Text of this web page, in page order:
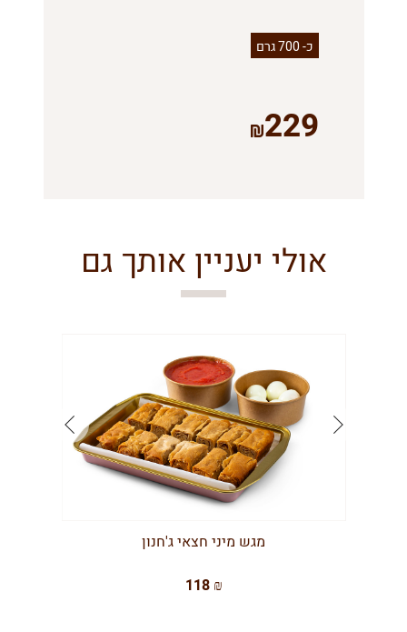
כ- 700 גרם
229
אולי יעניין אותך גם
מגש מיני חצאי ג'חנון
118 ₪